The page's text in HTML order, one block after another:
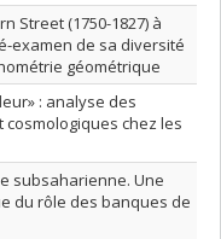
Street (1750-1827) à
examen de sa diversité
géométrique
: analyse des
chez les
subsaharienne. Une
du rôle des banques de